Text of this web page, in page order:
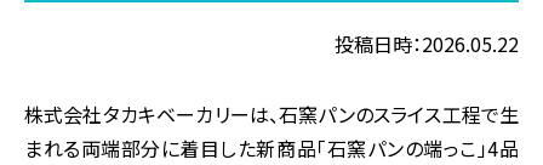
投稿日時：2026.05.22
株式会社タカキベーカリーは、石窯パンのスライス工程で生
まれる両端部分に着目した新商品「石窯パンの端っこ」4品